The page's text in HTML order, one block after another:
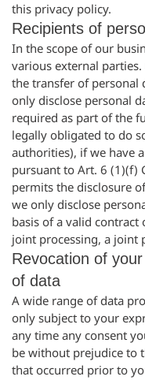
this privacy policy.
Recipients of
In the scope of our
various external
the transfer of personal
only disclose personal
required as part of the
legally obligated to do
authorities), if we have
pursuant to Art. 6 (1)(f)
permits the disclosure
we only disclose
basis of a valid contract
joint processing, a joint
Revocation of
of data
A wide range of data
only subject to your
any time any consent
be without prejudice to
that occurred prior to